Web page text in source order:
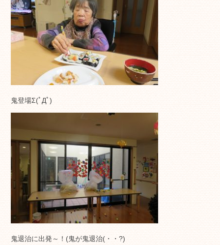
鬼登場Σ(ﾟДﾟ)
鬼退治に出発～！(鬼が鬼退治(・・?)